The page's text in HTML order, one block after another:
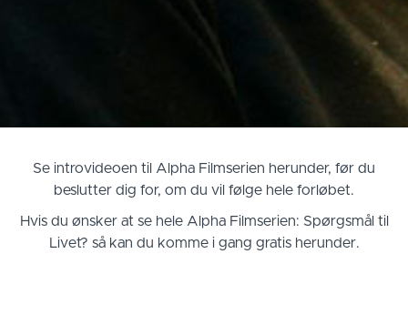
Se introvideoen til Alpha Filmserien herunder, før du
beslutter dig for, om du vil følge hele forløbet.
Hvis du ønsker at se hele Alpha Filmserien: Spørgsmål til
Livet? så kan du komme i gang gratis herunder.